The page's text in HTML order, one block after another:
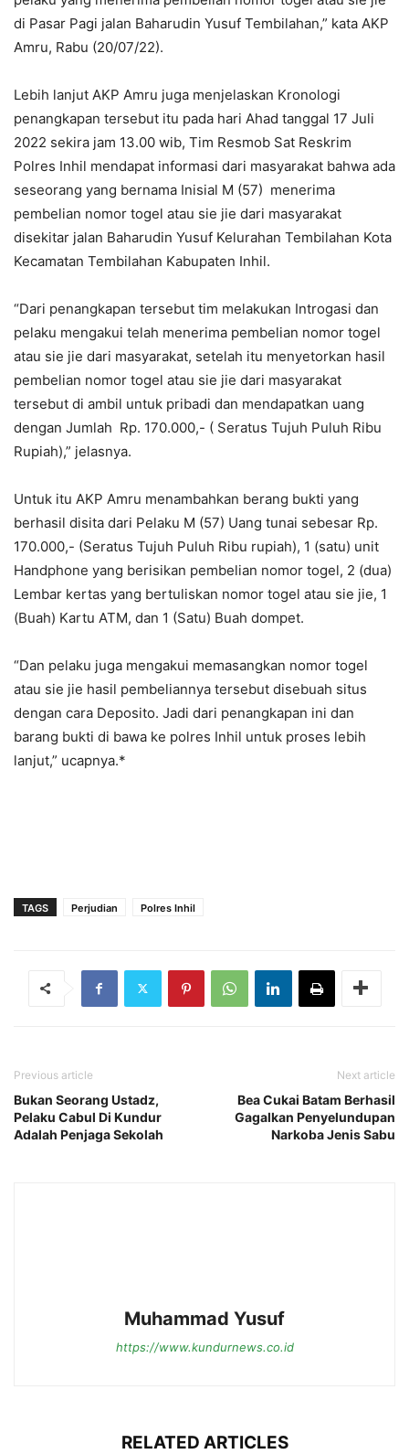
di Pasar Pagi jalan Baharudin Yusuf Tembilahan,” kata AKP
Amru, Rabu (20/07/22).
Lebih lanjut AKP Amru juga menjelaskan Kronologi
penangkapan tersebut itu pada hari Ahad tanggal 17 Juli
2022 sekira jam 13.00 wib, Tim Resmob Sat Reskrim
Polres Inhil mendapat informasi dari masyarakat bahwa ada
seseorang yang bernama Inisial M (57) menerima
pembelian nomor togel atau sie jie dari masyarakat
disekitar jalan Baharudin Yusuf Kelurahan Tembilahan Kota
Kecamatan Tembilahan Kabupaten Inhil.
“Dari penangkapan tersebut tim melakukan Introgasi dan
pelaku mengakui telah menerima pembelian nomor togel
atau sie jie dari masyarakat, setelah itu menyetorkan hasil
pembelian nomor togel atau sie jie dari masyarakat
tersebut di ambil untuk pribadi dan mendapatkan uang
dengan Jumlah Rp. 170.000,- ( Seratus Tujuh Puluh Ribu
Rupiah),” jelasnya.
Untuk itu AKP Amru menambahkan berang bukti yang
berhasil disita dari Pelaku M (57) Uang tunai sebesar Rp.
170.000,- (Seratus Tujuh Puluh Ribu rupiah), 1 (satu) unit
Handphone yang berisikan pembelian nomor togel, 2 (dua)
Lembar kertas yang bertuliskan nomor togel atau sie jie, 1
(Buah) Kartu ATM, dan 1 (Satu) Buah dompet.
“Dan pelaku juga mengakui memasangkan nomor togel
atau sie jie hasil pembeliannya tersebut disebuah situs
dengan cara Deposito. Jadi dari penangkapan ini dan
barang bukti di bawa ke polres Inhil untuk proses lebih
lanjut,” ucapnya.*
TAGS Perjudian Polres Inhil
Previous article
Bukan Seorang Ustadz,
Pelaku Cabul Di Kundur
Adalah Penjaga Sekolah
Next article
Bea Cukai Batam Berhasil
Gagalkan Penyelundupan
Narkoba Jenis Sabu
Muhammad Yusuf
https://www.kundurnews.co.id
RELATED ARTICLES